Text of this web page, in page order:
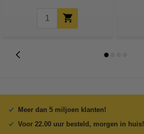
Meer dan 5 miljoen klanten!
Voor 22.00 uur besteld, morgen in huis!